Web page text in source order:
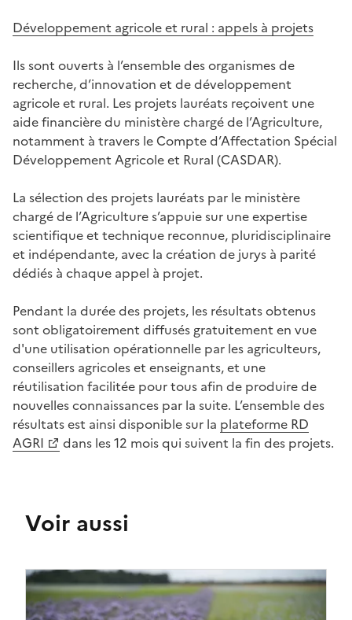
Développement agricole et rural : appels à projets
Ils sont ouverts à l’ensemble des organismes de
recherche, d’innovation et de développement
agricole et rural. Les projets lauréats reçoivent une
aide financière du ministère chargé de l’Agriculture,
notamment à travers le Compte d’Affectation Spécial
Développement Agricole et Rural (CASDAR).
La sélection des projets lauréats par le ministère
chargé de l’Agriculture s’appuie sur une expertise
scientifique et technique reconnue, pluridisciplinaire
et indépendante, avec la création de jurys à parité
dédiés à chaque appel à projet.
Pendant la durée des projets, les résultats obtenus
sont obligatoirement diffusés gratuitement en vue
d'une utilisation opérationnelle par les agriculteurs,
conseillers agricoles et enseignants, et une
réutilisation facilitée pour tous afin de produire de
nouvelles connaissances par la suite. L’ensemble des
résultats est ainsi disponible sur la plateforme RD
AGRI
dans les 12 mois qui suivent la fin des projets.
Voir aussi